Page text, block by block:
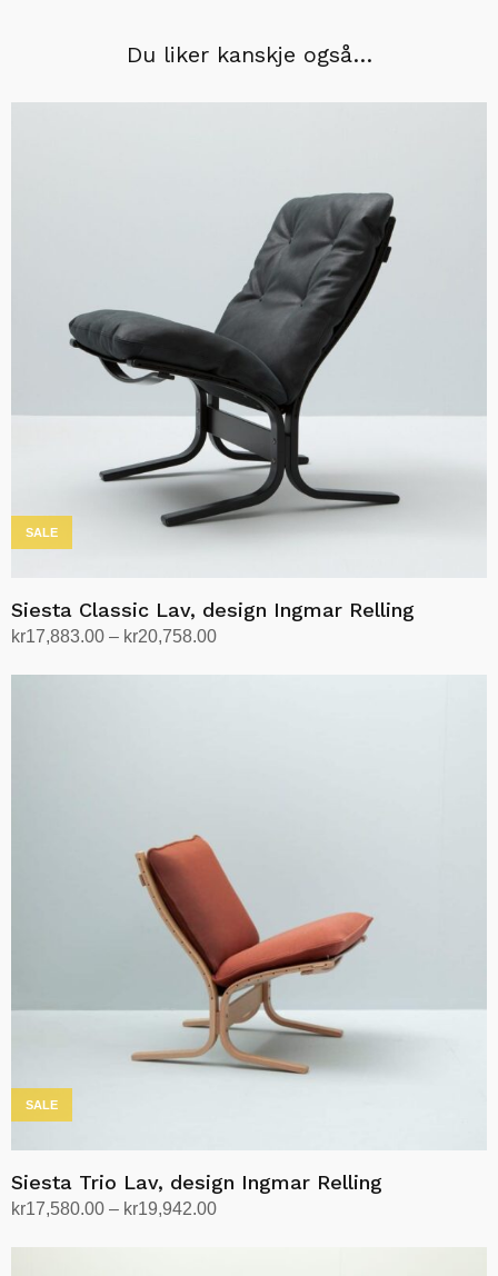
Du liker kanskje også…
SALE
Siesta Classic Lav, design Ingmar Relling
kr17,883.00 – kr20,758.00Prisområde:
Dette
SALE
Siesta Trio Lav, design Ingmar Relling
kr17,580.00 – kr19,942.00Prisområde:
Dette